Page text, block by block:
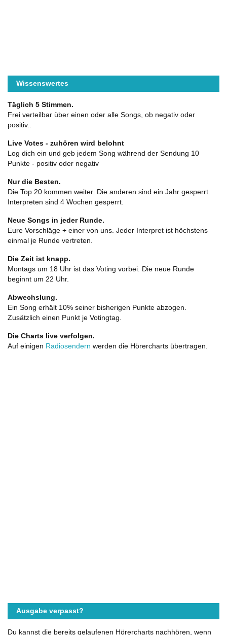
Wissenswertes
Täglich 5 Stimmen.
Frei verteilbar über einen oder alle Songs, ob negativ oder
positiv..
Live Votes - zuhören wird belohnt
Log dich ein und geb jedem Song während der Sendung 10
Punkte - positiv oder negativ
Nur die Besten.
Die Top 20 kommen weiter. Die anderen sind ein Jahr gesperrt.
Interpreten sind 4 Wochen gesperrt.
Neue Songs in jeder Runde.
Eure Vorschläge + einer von uns. Jeder Interpret ist höchstens
einmal je Runde vertreten.
Die Zeit ist knapp.
Montags um 18 Uhr ist das Voting vorbei. Die neue Runde
beginnt um 22 Uhr.
Abwechslung.
Ein Song erhält 10% seiner bisherigen Punkte abzogen.
Zusätzlich einen Punkt je Votingtag.
Die Charts live verfolgen.
Auf einigen Radiosendern werden die Hörercharts übertragen.
Ausgabe verpasst?
Du kannst die bereits gelaufenen Hörercharts nachhören, wenn